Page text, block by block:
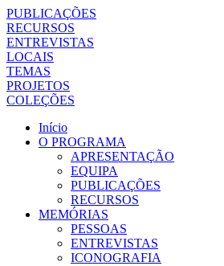
PUBLICAÇÕES
RECURSOS
ENTREVISTAS
LOCAIS
TEMAS
PROJETOS
COLEÇÕES
Início
O PROGRAMA
APRESENTAÇÃO
EQUIPA
PUBLICAÇÕES
RECURSOS
MEMÓRIAS
PESSOAS
ENTREVISTAS
ICONOGRAFIA